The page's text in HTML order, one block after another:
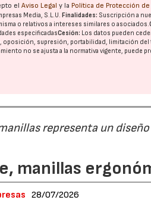
elAviso Legal y la Política de Protección de
Media, S.L.U.Finalidades: Suscripción a
o relativos a intereses similares o asociados.
especificadasCesión: Los datos pueden
oposición, supresión, portabilidad, limitación del
no se ajusta a la normativa vigente, puede
representa un
manillas
28/07/2026